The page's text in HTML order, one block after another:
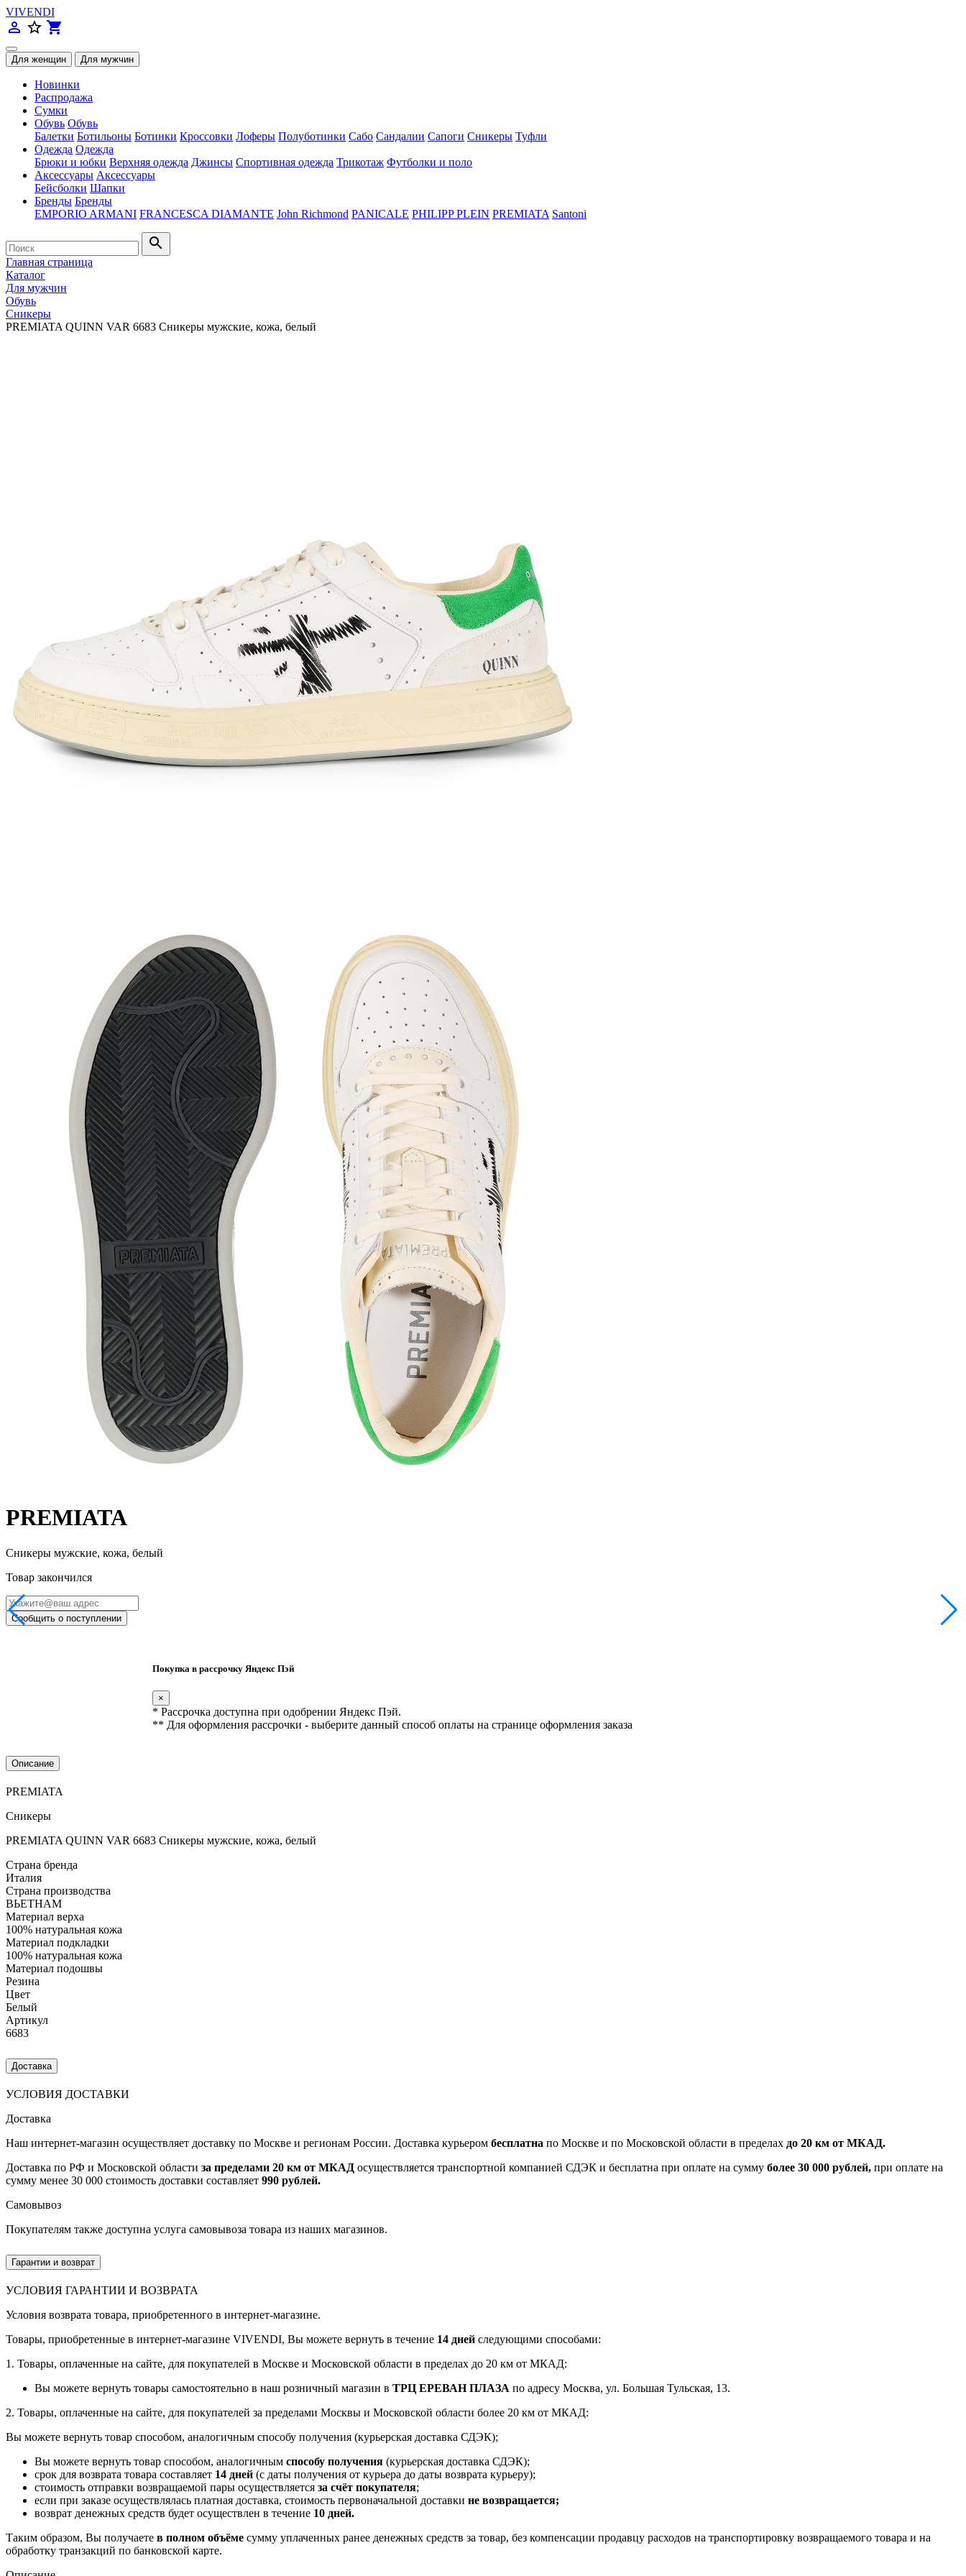
VIVENDI
person_outline star_border shopping_cart
Новинки
Распродажа
Сумки
Обувь Обувь
Балетки Ботильоны Ботинки Кроссовки Лоферы Полуботинки Сабо Сандалии Сапоги Сникеры Туфли
Одежда Одежда
Брюки и юбки Верхняя одежда Джинсы Спортивная одежда Трикотаж Футболки и поло
Аксессуары Аксессуары
Бейсболки Шапки
Бренды Бренды
EMPORIO ARMANI FRANCESCA DIAMANTE John Richmond PANICALE PHILIPP PLEIN PREMIATA Santoni
search
Главная страница
Каталог
Для мужчин
Обувь
Сникеры
PREMIATA QUINN VAR 6683 Сникеры мужские, кожа, белый
PREMIATA
Сникеры мужские, кожа, белый
Товар закончился
Сообщить о поступлении
Покупка в рассрочку Яндекс Пэй
×
* Рассрочка доступна при одобрении Яндекс Пэй.
** Для оформления рассрочки - выберите данный способ оплаты на странице оформления заказа
Описание
PREMIATA
Сникеры
PREMIATA QUINN VAR 6683 Сникеры мужские, кожа, белый
Страна бренда
Италия
Страна производства
ВЬЕТНАМ
Материал верха
100% натуральная кожа
Материал подкладки
100% натуральная кожа
Материал подошвы
Резина
Цвет
Белый
Артикул
6683
Доставка
УСЛОВИЯ ДОСТАВКИ
Доставка
Наш интернет-магазин осуществляет доставку по Москве и регионам России. Доставка курьером бесплатна по Москве и по Московской области в пределах до 20 км от МКАД.
Доставка по РФ и Московской области за пределами 20 км от МКАД осуществляется транспортной компанией СДЭК и бесплатна при оплате на сумму более 30 000 рублей, при оплате на
сумму менее 30 000 стоимость доставки составляет 990 рублей.
Самовывоз
Покупателям также доступна услуга самовывоза товара из наших магазинов.
Гарантии и возврат
УСЛОВИЯ ГАРАНТИИ И ВОЗВРАТА
Условия возврата товара, приобретенного в интернет-магазине.
Товары, приобретенные в интернет-магазине VIVENDI, Вы можете вернуть в течение 14 дней следующими способами:
1. Товары, оплаченные на сайте, для покупателей в Москве и Московской области в пределах до 20 км от МКАД:
Вы можете вернуть товары самостоятельно в наш розничный магазин в ТРЦ ЕРЕВАН ПЛАЗА по адресу Москва, ул. Большая Тульская, 13.
2. Товары, оплаченные на сайте, для покупателей за пределами Москвы и Московской области более 20 км от МКАД:
Вы можете вернуть товар способом, аналогичным способу получения (курьерская доставка СДЭК);
Вы можете вернуть товар способом, аналогичным способу получения (курьерская доставка СДЭК);
срок для возврата товара составляет 14 дней (с даты получения от курьера до даты возврата курьеру);
стоимость отправки возвращаемой пары осуществляется за счёт покупателя;
если при заказе осуществлялась платная доставка, стоимость первоначальной доставки не возвращается;
возврат денежных средств будет осуществлен в течение 10 дней.
Таким образом, Вы получаете в полном объёме сумму уплаченных ранее денежных средств за товар, без компенсации продавцу расходов на транспортировку возвращаемого товара и на
обработку транзакций по банковской карте.